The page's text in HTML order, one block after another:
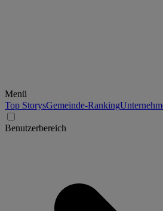
Menü
Top StorysGemeinde-Ranking
Benutzerbereich